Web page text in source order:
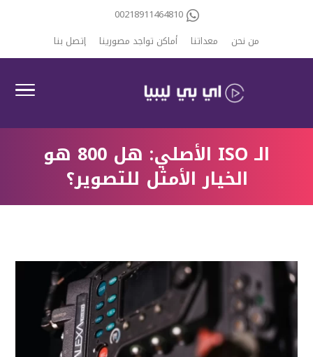
00218911464810
من نحن
معداتنا أماكن تواجد مصورينا إتصل بنا
الـ ISO الأصلي: هل 800 هو
الخيار الأمثل للتصوير؟